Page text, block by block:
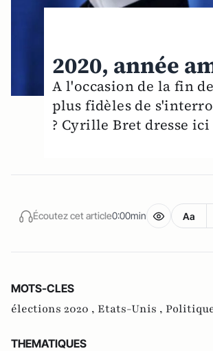
2020, année
A l'occasion de la fin
plus fidèles de
? Cyrille Bret dresse
Écoutez cet article0:00min Aa
MOTS-CLES
élections 2020 , Etats-Unis ,
THEMATIQUES